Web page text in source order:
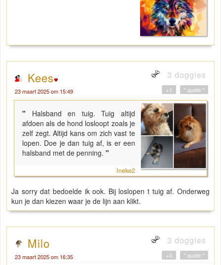
Kees 3 doggies
23 maart 2025 om 15:49 " quote "
+1
" Halsband en tuig. Tuig altijd
afdoen als de hond losloopt zoals je
zelf zegt. Altijd kans om zich vast te
lopen. Doe je dan tuig af, is er een
halsband met de penning. "
Ineke2
Ja sorry dat bedoelde ik ook. Bij loslopen t tuig af. Onderweg
kun je dan kiezen waar je de lijn aan klikt.
Milo 3 doggies
23 maart 2025 om 16:35 " quote "
+0